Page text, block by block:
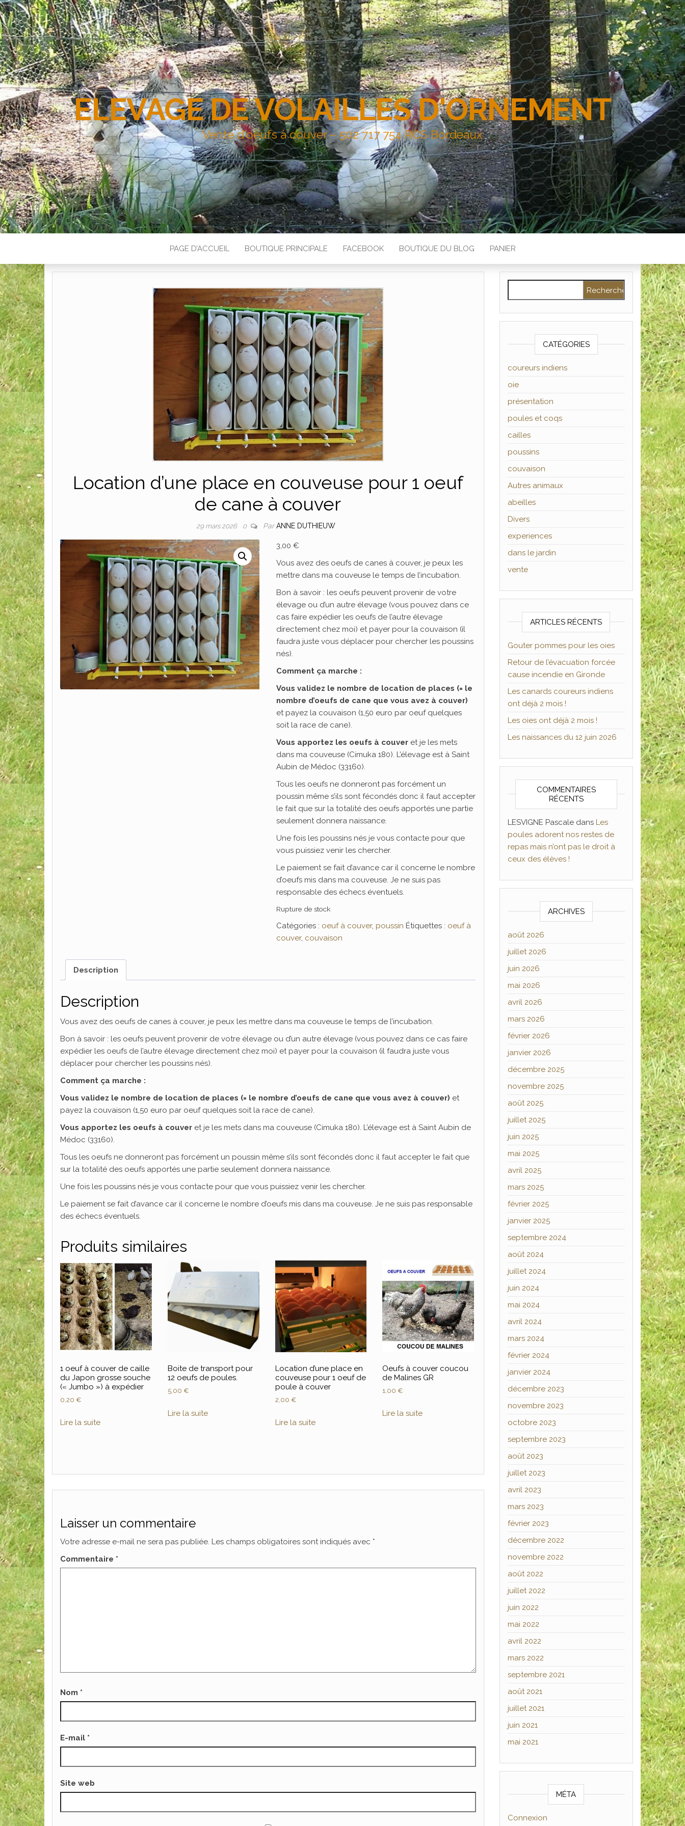
ELEVAGE DE VOLAILLES D'ORNEMENT
Vente d'oeufs à couver – 502 717 754 RCS Bordeaux
PAGE D’ACCUEIL BOUTIQUE PRINCIPALE FACEBOOK BOUTIQUE DU BLOG PANIER
Location d’une place en couveuse pour 1 oeuf
de cane à couver
29 mars 2026 0 ParANNE DUTHIEUW
3,00€
Vous avez des oeufs de canes à couver, je peux les
mettre dans ma couveuse le temps de l’incubation.
Bon à savoir : les oeufs peuvent provenir de votre
élevage ou d’un autre élevage (vous pouvez dans ce
cas faire expédier les oeufs de l’autre élevage
directement chez moi) et payer pour la couvaison (il
faudra juste vous déplacer pour chercher les poussins
nés).
Comment ça marche :
Vous validez le nombre de location de places (= le
nombre d’oeufs de cane que vous avez à couver)
et payez la couvaison (1,50 euro par oeuf quelques
soit la race de cane).
Vous apportez les oeufs à couver et je les mets
dans ma couveuse (Cimuka 180). L’élevage est à Saint
Aubin de Médoc (33160).
Tous les oeufs ne donneront pas forcément un
poussin même s’ils sont fécondés donc il faut accepter
le fait que sur la totalité des oeufs apportés une partie
seulement donnera naissance.
Une fois les poussins nés je vous contacte pour que
vous puissiez venir les chercher.
Le paiement se fait d’avance car il concerne le nombre
d’oeufs mis dans ma couveuse. Je ne suis pas
responsable des échecs éventuels.
Rupture de stock
Catégories : oeuf à couver, poussin Étiquettes : oeuf à
couver, couvaison
Description
Description
Vous avez des oeufs de canes à couver, je peux les mettre dans ma couveuse le temps de l’incubation.
Bon à savoir : les oeufs peuvent provenir de votre élevage ou d’un autre élevage (vous pouvez dans ce cas faire
expédier les oeufs de l’autre élevage directement chez moi) et payer pour la couvaison (il faudra juste vous
déplacer pour chercher les poussins nés).
Comment ça marche :
Vous validez le nombre de location de places (= le nombre d’oeufs de cane que vous avez à couver) et
payez la couvaison (1,50 euro par oeuf quelques soit la race de cane).
Vous apportez les oeufs à couver et je les mets dans ma couveuse (Cimuka 180). L’élevage est à Saint Aubin de
Médoc (33160).
Tous les oeufs ne donneront pas forcément un poussin même s’ils sont fécondés donc il faut accepter le fait que
sur la totalité des oeufs apportés une partie seulement donnera naissance.
Une fois les poussins nés je vous contacte pour que vous puissiez venir les chercher.
Le paiement se fait d’avance car il concerne le nombre d’oeufs mis dans ma couveuse. Je ne suis pas responsable
des échecs éventuels.
Produits similaires
1 oeuf à couver de caille
du Japon grosse souche
(« Jumbo ») à expédier
0,20 €
Lire la suite
Boite de transport pour
12 oeufs de poules.
5,00 €
Lire la suite
Location d’une place en
couveuse pour 1 oeuf de
poule à couver
2,00 €
Lire la suite
Oeufs à couver coucou
de Malines GR
1,00 €
Lire la suite
Laisser un commentaire
Votre adresse e-mail ne sera pas publiée. Les champs obligatoires sont indiqués avec *
Commentaire *
Nom *
E-mail *
Site web
CATÉGORIES
coureurs indiens
oie
présentation
poules et coqs
cailles
poussins
couvaison
Autres animaux
abeilles
Divers
experiences
dans le jardin
vente
ARTICLES RÉCENTS
Gouter pommes pour les oies
Retour de l’évacuation forcée
cause incendie en Gironde
Les canards coureurs indiens
ont déjà 2 mois !
Les oies ont déjà 2 mois !
Les naissances du 12 juin 2026
COMMENTAIRES
RÉCENTS
LESVIGNE Pascaledans Les
poules adorent nos restes de
repas mais n’ont pas le droit à
ceux des élèves !
ARCHIVES
août 2026
juillet 2026
juin 2026
mai 2026
avril 2026
mars 2026
février 2026
janvier 2026
décembre 2025
novembre 2025
août 2025
juillet 2025
juin 2025
mai 2025
avril 2025
mars 2025
février 2025
janvier 2025
septembre 2024
août 2024
juillet 2024
juin 2024
mai 2024
avril 2024
mars 2024
février 2024
janvier 2024
décembre 2023
novembre 2023
octobre 2023
septembre 2023
août 2023
juillet 2023
avril 2023
mars 2023
février 2023
décembre 2022
novembre 2022
août 2022
juillet 2022
juin 2022
mai 2022
avril 2022
mars 2022
septembre 2021
août 2021
juillet 2021
juin 2021
mai 2021
MÉTA
Connexion